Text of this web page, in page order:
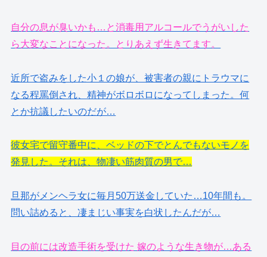
自分の息が臭いかも…と消毒用アルコールでうがいした
ら大変なことになった。とりあえず生きてます。
近所で盗みをした小１の娘が、被害者の親にトラウマに
なる程罵倒され、精神がボロボロになってしまった。何
とか抗議したいのだが…
彼女宅で留守番中に、ベッドの下でとんでもないモノを
発見した。それは、物凄い筋肉質の男で…
旦那がメンヘラ女に毎月50万送金していた…10年間も。
問い詰めると、凄まじい事実を白状したんだが…
目の前には改造手術を受けた 嫁のような生き物が…ある